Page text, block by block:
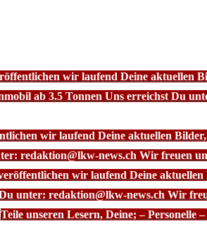
wir laufend Deine aktuellen
ab 3.5 Tonnen Uns erreichst Du
wir laufend Deine aktuellen
redaktion@lkw-news.ch Wir freuen
wir laufend Deine
unter: redaktion@lkw-news.ch Wir
Teile unseren Lesern, Deine; –